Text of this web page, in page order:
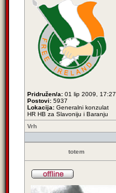
Pridružen/a: 01 lip 2009, 17:27
Postovi: 5937
Lokacija: Generalni konzulat
HR HB za Slavoniju i Baranju
Vrh
totem